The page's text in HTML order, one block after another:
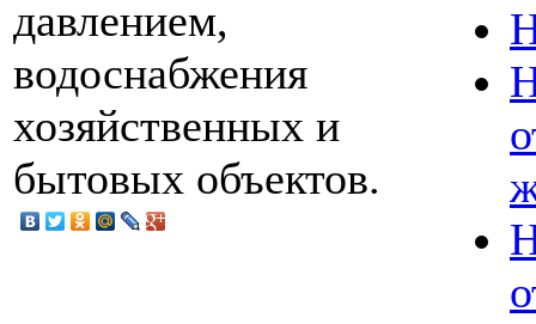
давлением,
водоснабжения
хозяйственных и
бытовых объектов.